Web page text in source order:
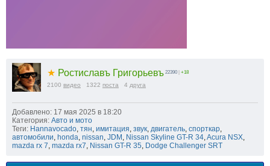
★ Ростиславъ Григорьевъ 22390 | +18
2100 видео 1322 поста 4 друга
Добавлено: 17 мая 2025 в 18:20
Категория: Авто и мото
Теги: Hannavocado тян имитация звук двигатель спорткар
автомобили honda nissan JDM Nissan Skyline GT-R 34 Acura NSX
mazda rx 7 mazda rx7 Nissan GT-R 35 Dodge Challenger SRT